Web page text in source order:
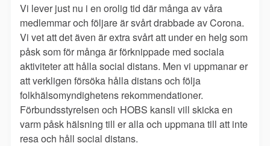
Vi lever just nu i en orolig tid där många av våra
medlemmar och följare är svårt drabbade av Corona.
Vi vet att det även är extra svårt att under en helg som
påsk som för många är förknippade med sociala
aktiviteter att hålla social distans. Men vi uppmanar er
att verkligen försöka hålla distans och följa
folkhälsomyndighetens rekommendationer.
Förbundsstyrelsen och HOBS kansli vill skicka en
varm påsk hälsning till er alla och uppmana till att inte
resa och håll social distans.